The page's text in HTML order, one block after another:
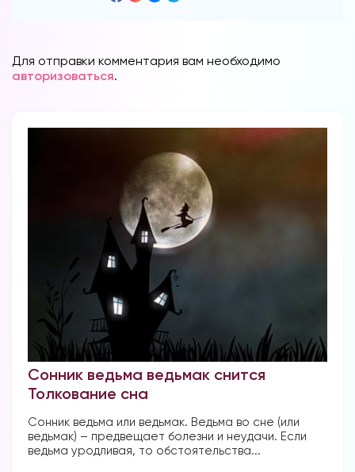
Для отправки комментария вам необходимо
авторизоваться.
Сонник ведьма ведьмак снится
Толкование сна
Сонник ведьма или ведьмак. Ведьма во сне (или
ведьмак) – предвещает болезни и неудачи. Если
ведьма уродливая, то обстоятельства...